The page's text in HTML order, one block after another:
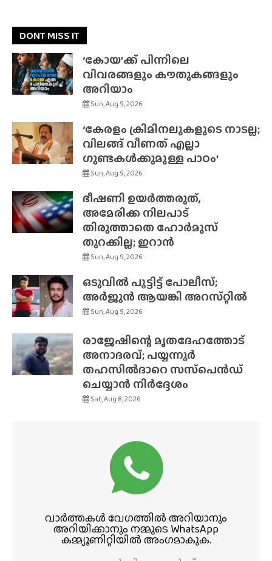
DONT MISS IT
‘കോയ’ക്ക് പിന്നിലെ
വിവരങ്ങളും കൗതുകങ്ങളും
അറിയാം
Sun, Aug 9, 2026
‘കേരളം ക്രിമിനലുകളുടെ നാടല്ല;
വിലങ്ങ് വീണത് എല്ലാ
ഗുണ്ടകൾക്കുമുള്ള പാഠം’
Sun, Aug 9, 2026
ഭീഷണി ഉയർത്തരുത്,
അമേരിക്ക നിലപാട്
തിരുത്താതെ ഹോർമുസ്
തുറക്കില്ല; ഇറാൻ
Sun, Aug 9, 2026
ഒടുവിൽ പൂട്ടിട്ട് പോലീസ്;
അർജുൻ ആയങ്കി അറസ്‌റ്റിൽ
Sun, Aug 9, 2026
രാജേഷിന്റെ മൃതദേഹത്തോട്
അനാദരവ്; പയ്യന്നൂർ
തഹസിൽദാറെ സസ്‌പെൻഡ്
ചെയ്യാൻ നിർദ്ദേശം
Sat, Aug 8, 2026
വാർത്തകൾ വേഗത്തിൽ അറിയാനും
അറിയിക്കാനും നമ്മുടെ WhatsApp
കമ്മ്യൂണിറ്റിയിൽ അംഗമാകുക.